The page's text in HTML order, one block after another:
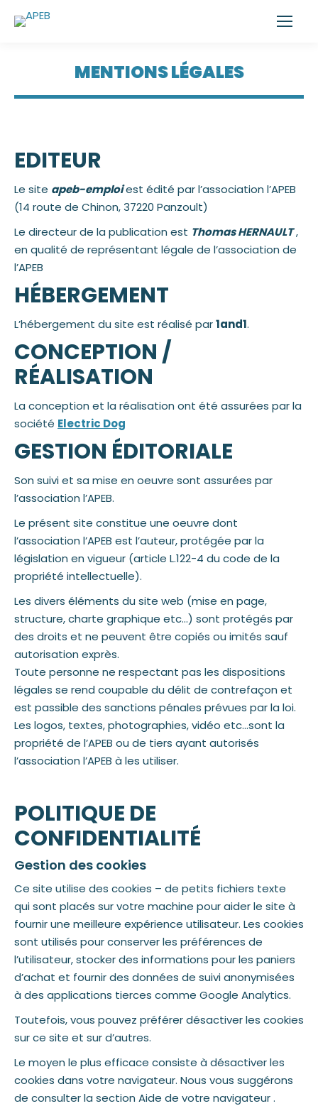
MENTIONS LÉGALES
EDITEUR
Le site apeb-emploiest édité par l’association l’APEB
(14 route de Chinon, 37220 Panzoult)
Le directeur de la publication est Thomas HERNAULT,
en qualité de représentant légale de l’association de
l’APEB
HÉBERGEMENT
L’hébergement du site est réalisé par1and1.
CONCEPTION /
RÉALISATION
La conception et la réalisation ont été assurées par la
société Electric Dog
GESTION ÉDITORIALE
Son suivi et sa mise en oeuvre sont assurées par
l’association l’APEB.
Le présent site constitue une oeuvre dont
l’association l’APEB est l’auteur, protégée par la
législation en vigueur (article L.122-4 du code de la
propriété intellectuelle).
Les divers éléments du site web (mise en page,
structure, charte graphique etc…) sont protégés par
des droits et ne peuvent être copiés ou imités sauf
autorisation exprès.
Toute personne ne respectant pas les dispositions
légales se rend coupable du délit de contrefaçon et
est passible des sanctions pénales prévues par la loi.
Les logos, textes, photographies, vidéo etc…sont la
propriété de l’APEB ou de tiers ayant autorisés
l’association l’APEB à les utiliser.
POLITIQUE DE
CONFIDENTIALITÉ
Gestion des cookies
Ce site utilise des cookies – de petits fichiers texte
qui sont placés sur votre machine pour aider le site à
fournir une meilleure expérience utilisateur. Les cookies
sont utilisés pour conserver les préférences de
l’utilisateur, stocker des informations pour les paniers
d’achat et fournir des données de suivi anonymisées
à des applications tierces comme Google Analytics.
Toutefois, vous pouvez préférer désactiver les cookies
sur ce site et sur d’autres.
Le moyen le plus efficace consiste à désactiver les
cookies dans votre navigateur. Nous vous suggérons
de consulter la section Aide de votre navigateur .